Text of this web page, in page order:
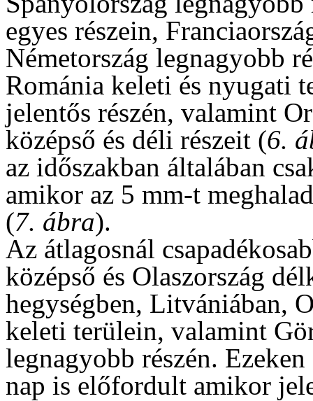
egyes részein,
Németország legnagyobb
Románia keleti és nyugati
jelentős részén, valamint
középső és déli részeit (6.
az időszakban általában
amikor az 5 mm-t
(7. ábra).
Az átlagosnál
középső és Olaszország
hegységben, Litvániában,
keleti terülein, valamint
legnagyobb részén.
nap is előfordult amikor